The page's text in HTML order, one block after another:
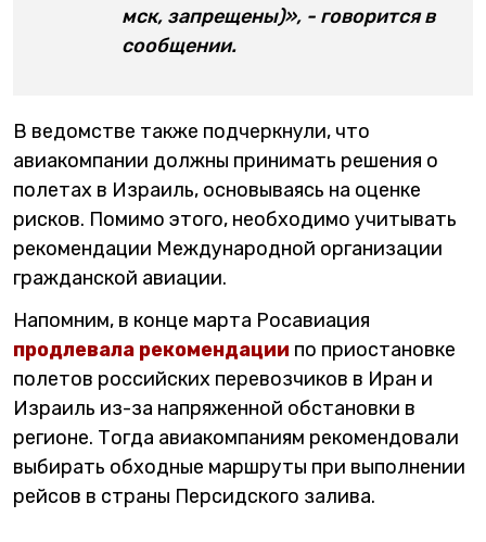
мск, запрещены)», - говорится в
сообщении.
В ведомстве также подчеркнули, что
авиакомпании должны принимать решения о
полетах в Израиль, основываясь на оценке
рисков. Помимо этого, необходимо учитывать
рекомендации Международной организации
гражданской авиации.
Напомним, в конце марта Росавиация
продлевала рекомендации по приостановке
полетов российских перевозчиков в Иран и
Израиль из-за напряженной обстановки в
регионе. Тогда авиакомпаниям рекомендовали
выбирать обходные маршруты при выполнении
рейсов в страны Персидского залива.